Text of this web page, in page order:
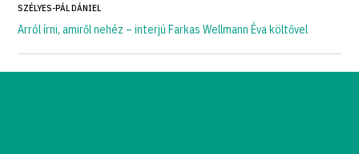
SZÉLYES-PÁL DÁNIEL
Arról írni, amiről nehéz – interjú Farkas Wellmann Éva költővel